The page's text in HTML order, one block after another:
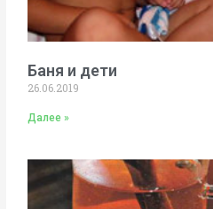
Баня и дети
26.06.2019
Далее »